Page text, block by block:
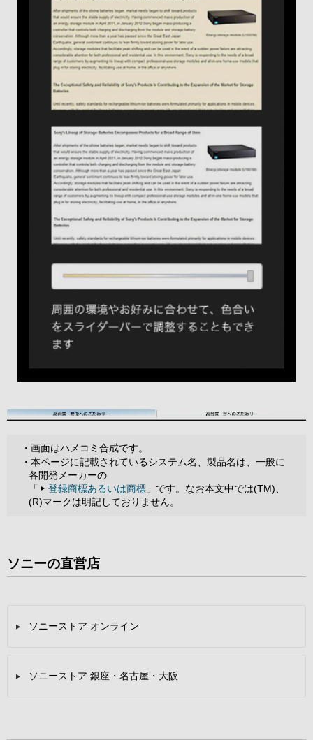
・画面はハメコミ合成です。
・本ページに記載されているシステム名、製品名は、一般に
各開発メーカーの
「
登録商標あるいは商標 」です。なお本文中では(TM)、
(R)マークは明記しておりません。
ソニーの直営店
ソニーストア オンライン
ソニーストア 銀座・名古屋・大阪